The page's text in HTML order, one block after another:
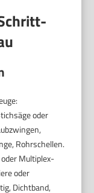
oder
Rohrschellen.
Multiplex-
oder
Dichtband,